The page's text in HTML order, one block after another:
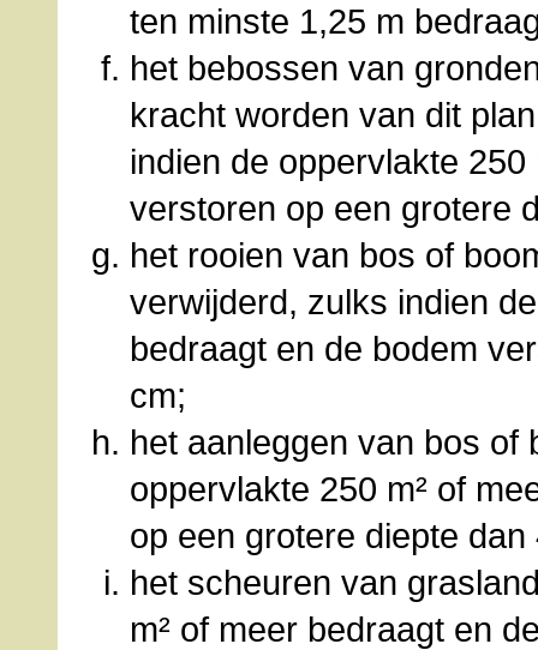
ten minste 1,25 m
het bebossen van
kracht worden van dit
indien de oppervlakte
verstoren op een grotere
het rooien van bos of
verwijderd, zulks indien
bedraagt en de bodem
cm;
het aanleggen van bos of
oppervlakte 250 m² of
op een grotere diepte dan
het scheuren van
m² of meer bedraagt en